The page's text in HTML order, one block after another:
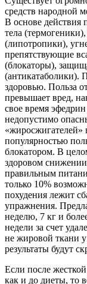
средств народной
В основе действия
тела
(липотропики),
препятствующие
(блокаторы),
(антикатаболики).
здоровью. Польза
превышает вред,
свое время
недопустимо
«жиросжигателей»
популярностью
блокатором. В
здоровом снижении
правильным
только 10%
похудения лежит
упражнения.
неделю, 7 кг и
недели за счет
не жировой ткани
результаты будут
Если после
как и до диеты, то